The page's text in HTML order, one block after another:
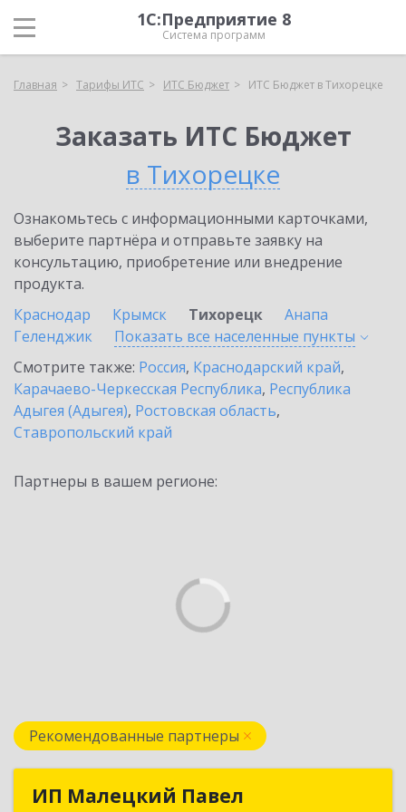
1С:Предприятие 8
Система программ
Главная Тарифы ИТС ИТС Бюджет ИТС Бюджет в Тихорецке
Заказать ИТС Бюджет
в Тихорецке
Ознакомьтесь с информационными карточками,
выберите партнёра и отправьте заявку на
консультацию, приобретение или внедрение
продукта.
Краснодар
Крымск Тихорецк
Анапа
Геленджик
Показать все населенные пункты
Смотрите также: Россия, Краснодарский край,
Карачаево-Черкесская Республика, Республика
Адыгея (Адыгея), Ростовская область,
Ставропольский край
Партнеры в вашем регионе:
Рекомендованные партнеры
ИП Малецкий ПавелИП Малецкий Павел